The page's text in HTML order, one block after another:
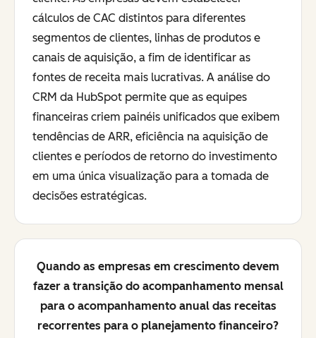
cálculos de CAC distintos para diferentes
segmentos de clientes, linhas de produtos e
canais de aquisição, a fim de identificar as
fontes de receita mais lucrativas. A análise do
CRM da HubSpot permite que as equipes
financeiras criem painéis unificados que exibem
tendências de ARR, eficiência na aquisição de
clientes e períodos de retorno do investimento
em uma única visualização para a tomada de
decisões estratégicas.
Quando as empresas em crescimento devem
fazer a transição do acompanhamento mensal
para o acompanhamento anual das receitas
recorrentes para o planejamento financeiro?